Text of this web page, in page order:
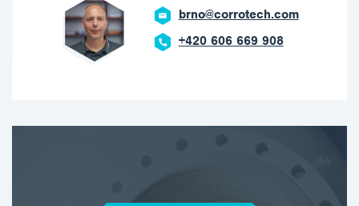
brno@corrotech.com
+420 606 669 908